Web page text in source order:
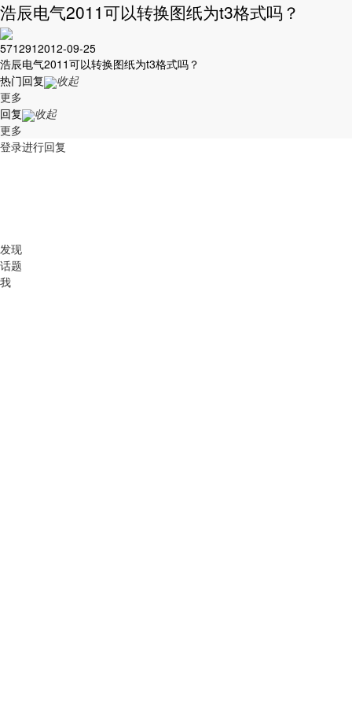
浩辰电气2011可以转换图纸为t3格式吗？
5712912012-09-25
浩辰电气2011可以转换图纸为t3格式吗？
热门回复
收起
更多
回复
收起
更多
登录进行回复
发现
话题
我